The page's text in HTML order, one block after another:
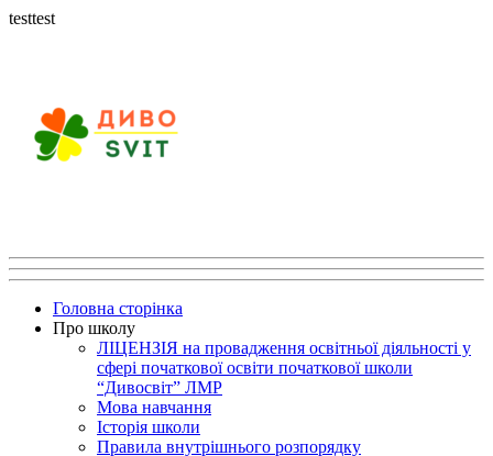
testtest
Головна сторінка
Про школу
ЛІЦЕНЗІЯ на провадження освітньої діяльності у
сфері початкової освіти початкової школи
“Дивосвіт” ЛМР
Мова навчання
Історія школи
Правила внутрішнього розпорядку